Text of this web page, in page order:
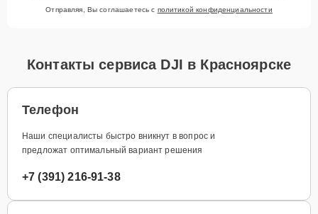
Отправляя, Вы соглашаетесь с политикой конфиденциальности
Контакты сервиса DJI в Красноярске
Телефон
Наши специалисты быстро вникнут в вопрос и
предложат оптимальный вариант решения
+7 (391) 216-91-38